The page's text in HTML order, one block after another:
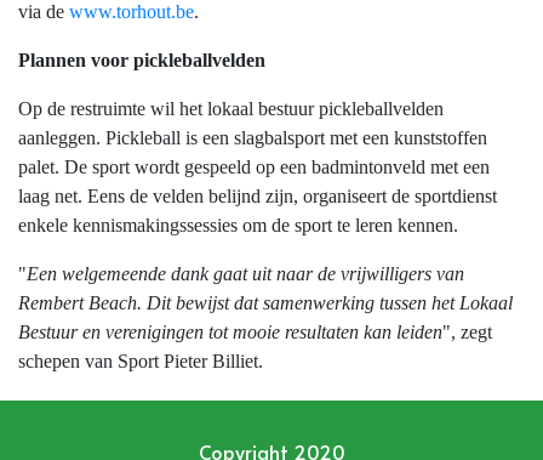
via de www.torhout.be.
Plannen voor pickleballvelden
Op de restruimte wil het lokaal bestuur pickleballvelden
aanleggen. Pickleball is een slagbalsport met een kunststoffen
palet. De sport wordt gespeeld op een badmintonveld met een
laag net. Eens de velden belijnd zijn, organiseert de sportdienst
enkele kennismakingssessies om de sport te leren kennen.
"Een welgemeende dank gaat uit naar de vrijwilligers van
Rembert Beach. Dit bewijst dat samenwerking tussen het Lokaal
Bestuur en verenigingen tot mooie resultaten kan leiden", zegt
schepen van Sport Pieter Billiet.
Copyright 2020